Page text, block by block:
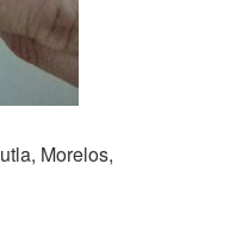
Morelos,